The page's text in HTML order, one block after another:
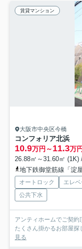
賃貸マンション
大阪市中央区今橋
コンフォリア北浜
10.9万円～11.3万円
26.88㎡～31.60㎡ (1K)
地下鉄御堂筋線「淀
オートロック エレ
公共下水
アンティホームでご契
たくさん掛かるお部屋探
見る